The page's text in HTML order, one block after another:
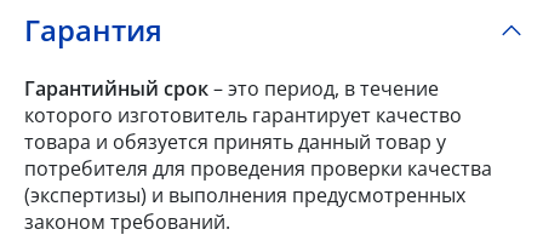
Гарантия
Гарантийный срок– это период, в течение
которого изготовитель гарантирует качество
товара и обязуется принять данный товар у
потребителя для проведения проверки качества
(экспертизы) и выполнения предусмотренных
законом требований.